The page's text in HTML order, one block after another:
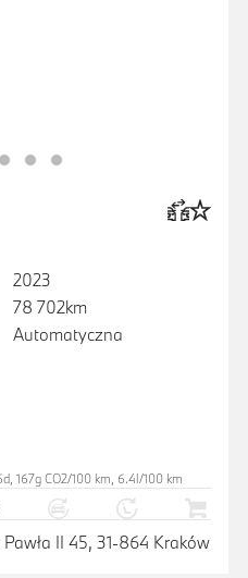
2023
78 702km
Automatyczna
167g CO2/100 km, 6.4l/100 km
II 45, 31-864 Kraków